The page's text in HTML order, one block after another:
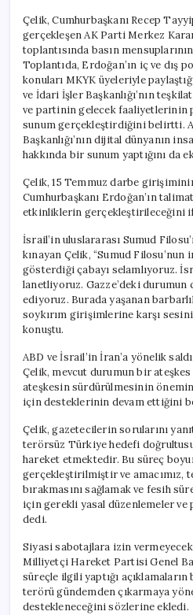
Çelik, Cumhurbaşkanı Recep
gerçekleşen AK Parti Merkez
toplantısında basın
Toplantıda, Erdoğan’ın iç ve dış
konuları MKYK üyeleriyle
ve İdari İşler Başkanlığı’nın
ve partinin gelecek faaliyetlerinin
sunum gerçekleştirdiğini belirtti.
Başkanlığı’nın dijital dünyanın
hakkında bir sunum yaptığını da
Çelik, 15 Temmuz darbe
Cumhurbaşkanı Erdoğan’ın
etkinliklerin gerçekleştirileceğini
İsrail’in uluslararası Sumud
kınayan Çelik, “Sumud Filosu’nun
gösterdiği çabayı selamlıyoruz.
lanetliyoruz. Gazze’deki
ediyoruz. Burada yaşanan
soykırım girişimlerine karşı
konuştu.
ABD ve İsrail’in İran’a yönelik
Çelik, mevcut durumun bir
ateşkesin sürdürülmesinin
için desteklerinin devam ettiğini
Çelik, gazetecilerin sorularını
terörsüz Türkiye hedefi
hareket etmektedir. Bu süreç
gerçekleştirilmiştir ve amacımız,
bırakmasını sağlamak ve fesih
için gerekli yasal düzenlemeler ve
dedi.
Siyasi sabotajlara izin
Milliyetçi Hareket Partisi Genel
süreçle ilgili yaptığı açıklamaların
terörü gündemden çıkarmaya
destekleneceğini sözlerine ekledi.